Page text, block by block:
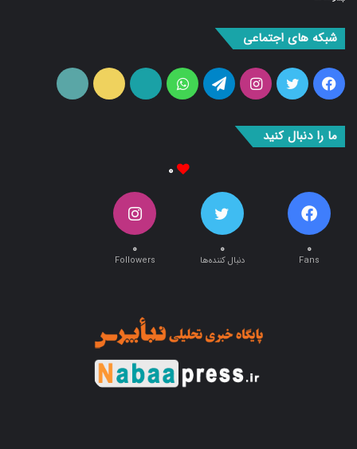
فیس
بوک
توییتراینستاگرامتلگرامواتس
آپ
آپارات ایتا
۰ ۰ ۰